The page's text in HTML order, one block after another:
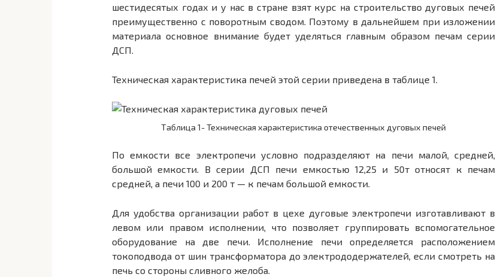
шестидесятых годах и у нас в стране взят курс на строительство дуговых печей
преимущественно с пово­ротным сводом. Поэтому в дальнейшем при изложении
материала основное внимание будет уделяться главным образом печам серии
ДСП.
Техническая характеристика печей этой серии приведена в таблице 1.
Таблица 1- Техническая характеристика отечественных дуговых печей
По емкости все электропечи условно подразделяют на печи малой, средней,
большой емкости. В серии ДСП печи емкостью 12,25 и 50т относят к печам
средней, а печи 100 и 200 т — к печам большой ем­кости.
Для удобства организации работ в цехе дуговые электропечи изготавливают в
левом или правом исполнении, что позволяет груп­пировать вспомогательное
оборудование на две печи. Исполнение печи определяется расположением
токоподвода от шин трансформа­тора до электрододержателей, если смотреть на
печь со стороны сливного желоба.